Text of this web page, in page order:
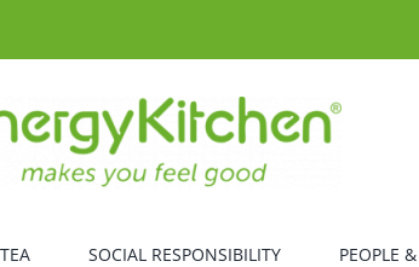
SOCIAL RESPONSIBILITY PEOPLE